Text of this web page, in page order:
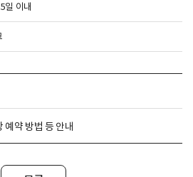
일 이내
예약 방법 등 안내